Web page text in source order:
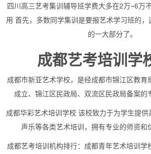
四川高三艺考集训辅导班学费大多在2万~6万
用 首先，多数同学集训是要报艺术学习班的
的一大部分了。
成都艺考培训学
成都市新亚艺术学校，是经成都市锦江区教育
成立、锦江区民政局、双流区民政局备案的
成都华彩艺术培训学校 该校致力于为学生提供
声乐等各类艺术培训，拥有专业的师资和
成都艺考培训机构排行：成都青年艺术培训学